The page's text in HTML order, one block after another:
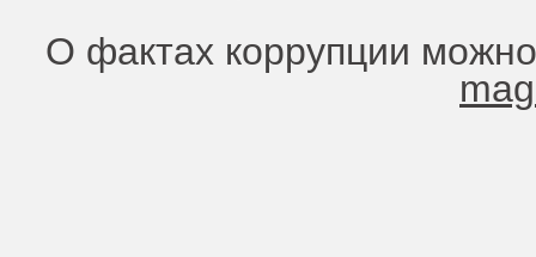
О фактах коррупции